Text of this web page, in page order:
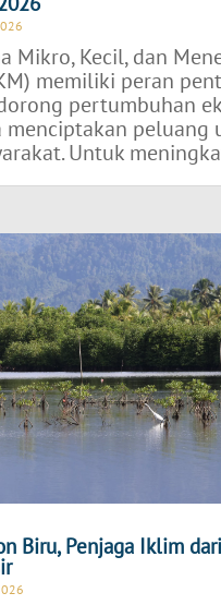
Mikro, Kecil, dan
memiliki peran
pertumbuhan
menciptakan peluang
Untuk
Biru, Penjaga Iklim